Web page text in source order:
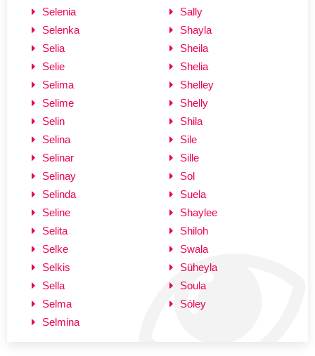
Selenia
Selenka
Selia
Selie
Selima
Selime
Selin
Selina
Selinar
Selinay
Selinda
Seline
Selita
Selke
Selkis
Sella
Selma
Selmina
Sally
Shayla
Sheila
Shelia
Shelley
Shelly
Shila
Sile
Sille
Sol
Suela
Shaylee
Shiloh
Swala
Süheyla
Soula
Sóley